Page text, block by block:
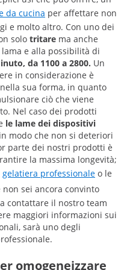
da cucina per affettare non
e molto altro. Con uno dei
solo tritare ma anche
lama e alla possibilità di
da 1100 a 2800. Un
in considerazione è
sua forma, in quanto
ciò che viene
Nel caso dei prodotti
le lame dei dispositivi
in modo che non si deteriori
parte dei nostri prodotti è
la massima longevità;
gelatiera professionale o le
non sei ancora convinto
contattare il nostro team
maggiori informazioni sui
sarà uno degli
omogeneizzare